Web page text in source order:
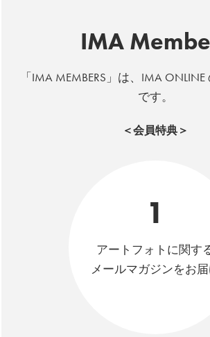
IMA
「IMA MEMBERS」は、IMA
です。
＜会員特典＞
1
アートフォトに関す
メールマガジンをお